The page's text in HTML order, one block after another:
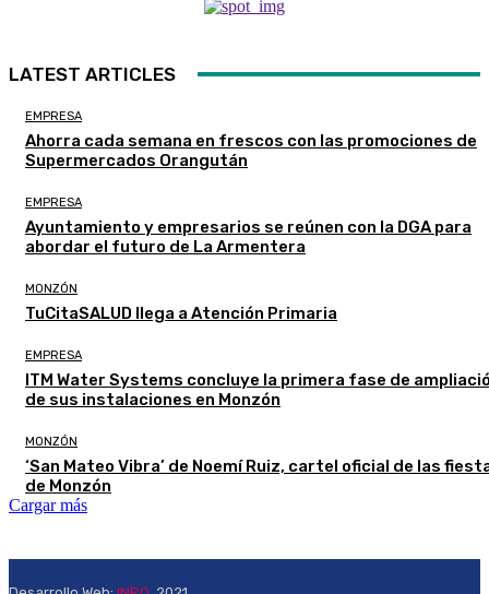
LATEST ARTICLES
EMPRESA
Ahorra cada semana en frescos con las promociones de
Supermercados Orangután
EMPRESA
Ayuntamiento y empresarios se reúnen con la DGA para
abordar el futuro de La Armentera
MONZÓN
TuCitaSALUD llega a Atención Primaria
EMPRESA
ITM Water Systems concluye la primera fase de
de sus instalaciones en Monzón
MONZÓN
‘San Mateo Vibra’ de Noemí Ruiz, cartel oficial de las
de Monzón
Cargar más